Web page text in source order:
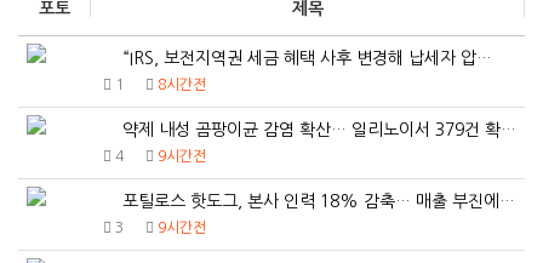
포토 제목
“IRS, 보전지역권 세금 혜택 사후 변경해 납세자 압…
1 8시간전
약제 내성 곰팡이균 감염 확산… 일리노이서 379건 확…
4 9시간전
포틸로스 핫도그, 본사 인력 18% 감축… 매출 부진에…
3 9시간전